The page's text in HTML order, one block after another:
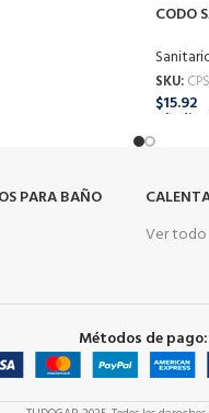
CODO
SKU:
$15.92
Añadir
PARA BAÑO
Ver todo
Métodos de pago: